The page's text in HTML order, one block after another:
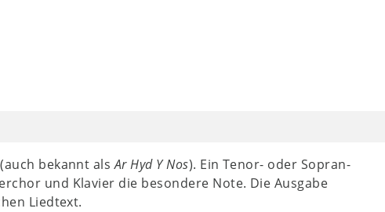
bekannt alsAr Hyd Y Nos). Ein Tenor- oder Sopran-
und Klavier die besondere Note. Die Ausgabe
Liedtext.